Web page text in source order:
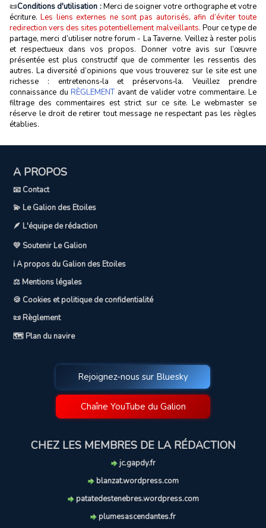
📜Conditions d'utilisation :Merci de soigner votre orthographe et votre
écriture.Les liens externes ne sont pas autorisés, afin d’éviter toute
redirection vers des sites potentiellement malveillants. Pour ce type de
partage, merci d’utiliser notre forum - La Taverne. Veillez à rester polis
et respectueux dans vos propos. Donner votre avis sur l’œuvre
présentée est plus constructif que de commenter les ressentis des
autres. La diversité d’opinions que vous trouverez sur le site est une
richesse : entretenons‑la et préservons‑la. Veuillez prendre
connaissance du RÈGLEMENTavant de valider votre commentaire. Le
filtrage des commentaires est strict sur ce site. Le webmaster se
réserve le droit de retirer tout message ne respectant pas les règles
établies.
A PROPOS
📧 Contact
💫 Le Galion des Etoiles
🪶 L'équipe de rédaction
💛 Soutenir Le Galion
ℹ️ A propos du Galion des Etoiles
⚖️ Mentions légales
🍪 Cookies et politique de confidentialité
📜 Règlement
🗺️ Plan du navire
Rejoignez-nous sur Bluesky
Chaîne YouTube du Galion
CHEZ LES MEMBRES DE LA RÉDACTION
jc.gapdy.fr
blanzat.wordpress.com
patatedestenebres.wordpress.com
plumesascendantes.fr